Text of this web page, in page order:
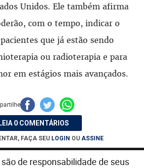
Unidos. Ele também afirma
com o tempo, indicar o
que já estão sendo
ou radioterapia e para
em estágios mais avançados.
LEIA 0 COMENTÁRIOS
FAÇA SEU LOGIN OU ASSINE
de responsabilidade de seus